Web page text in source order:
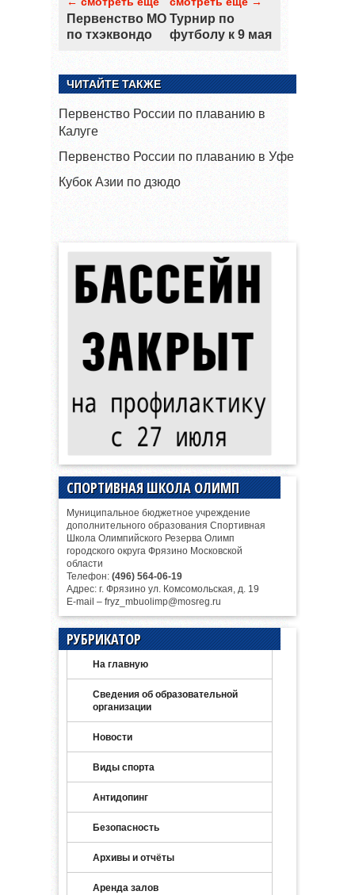
Первенство МО
по тхэквондо
Турнир по
футболу к 9 мая
ЧИТАЙТЕ ТАКЖЕ
Первенство России по плаванию в
Калуге
Первенство России по плаванию в Уфе
Кубок Азии по дзюдо
СПОРТИВНАЯ ШКОЛА ОЛИМП
Муниципальное бюджетное учреждение
дополнительного образования Спортивная
Школа Олимпийского Резерва Олимп
городского округа Фрязино Московской
области
Телефон: (496) 564-06-19
Адрес: г. Фрязино ул. Комсомольская, д. 19
E-mail – fryz_mbuolimp@mosreg.ru
РУБРИКАТОР
На главную
Сведения об образовательной
организации
Новости
Виды спорта
Антидопинг
Безопасность
Архивы и отчёты
Аренда залов